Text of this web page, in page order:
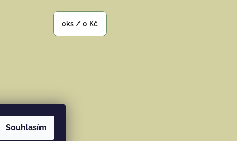
Souhlasím
0ks / 0 Kč